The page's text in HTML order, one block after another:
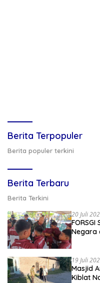
Berita Terpopuler
Berita populer terkini
Berita Terbaru
Berita Terkini
20 Juli
Negara
19 Juli
Masjid
Kiblat